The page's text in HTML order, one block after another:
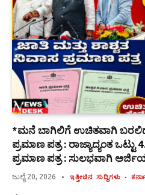
*ಮನೆ ಬಾಗಿಲಿಗೆ ಉಚಿತವಾಗಿ ಬರಲಿದೆ
ಪ್ರಮಾಣ ಪತ್ರ : ರಾಜ್ಯಾದ್ಯಂತ
ಪ್ರಮಾಣ ಪತ್ರ : ಸುಲಭವಾಗಿ
ಜುಲೈ 20, 2026 ಇತ್ತೀಚಿನ ಸುದ್ದಿಗಳು